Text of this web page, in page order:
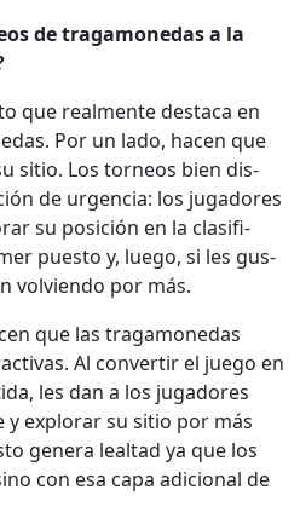
de trag­a­monedas a la
que real­mente desta­ca en
Por un lado, hacen que
sitio. Los tor­neos bien dis­
de urgen­cia: los jugadores
su posi­ción en la clasi­fi­
puesto y, luego, si les gus­
volvien­do por más.
que las trag­a­monedas
Al con­ver­tir el juego en
les dan a los jugadores
y explo­rar su sitio por más
gen­era leal­tad ya que los
con esa capa adi­cional de